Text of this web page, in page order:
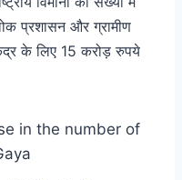
प्रशासन और ग्रामीण
के लिए 15 करोड़ रुपये